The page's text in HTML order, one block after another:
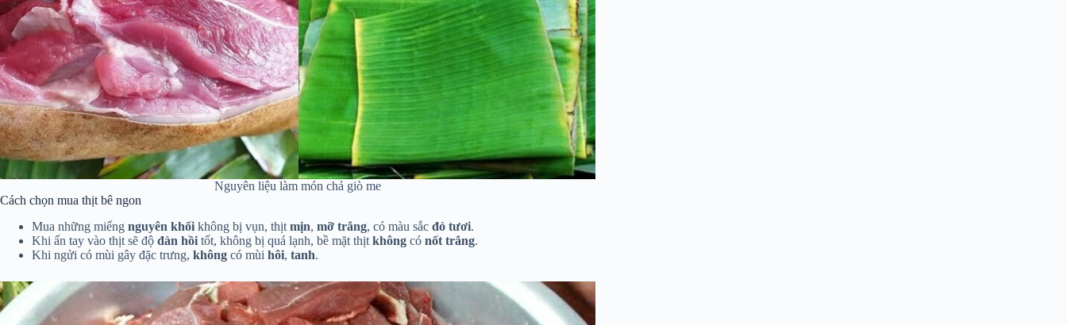
Nguyên liệu làm món chả giò me
Cách chọn mua thịt bê ngon
Mua những miếng nguyên khối không bị vụn, thịt mịn, mỡ trắng, có màu sắc đỏ tươi.
Khi ấn tay vào thịt sẽ độ đàn hồi tốt, không bị quá lạnh, bề mặt thịt không có nốt trắng.
Khi ngửi có mùi gây đặc trưng, không có mùi hôi, tanh.